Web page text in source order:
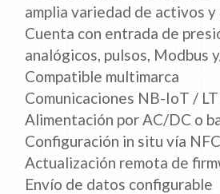
amplia variedad de activos y
Cuenta con entrada de
analógicos, pulsos, Modbus
Compatible multimarca
Comunicaciones NB-IoT /
Alimentación por AC/DC o
Configuración in situ vía
Actualización remota de
Envío de datos configurable